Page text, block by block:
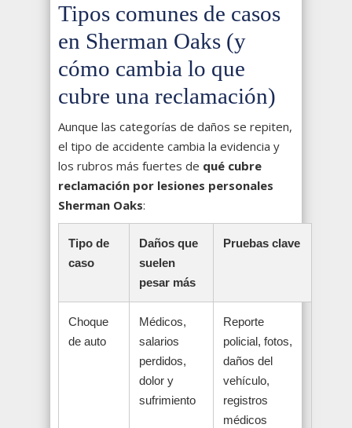
Tipos comunes de casos
en Sherman Oaks (y
cómo cambia lo que
cubre una reclamación)
Aunque las categorías de daños se repiten,
el tipo de accidente cambia la evidencia y
los rubros más fuertes de qué cubre
reclamación por lesiones personales
Sherman Oaks:
Tipo de
caso
Daños que
suelen
pesar más
Pruebas clave
Choque
de auto
Médicos,
salarios
perdidos,
dolor y
sufrimiento
Reporte
policial, fotos,
daños del
vehículo,
registros
médicos